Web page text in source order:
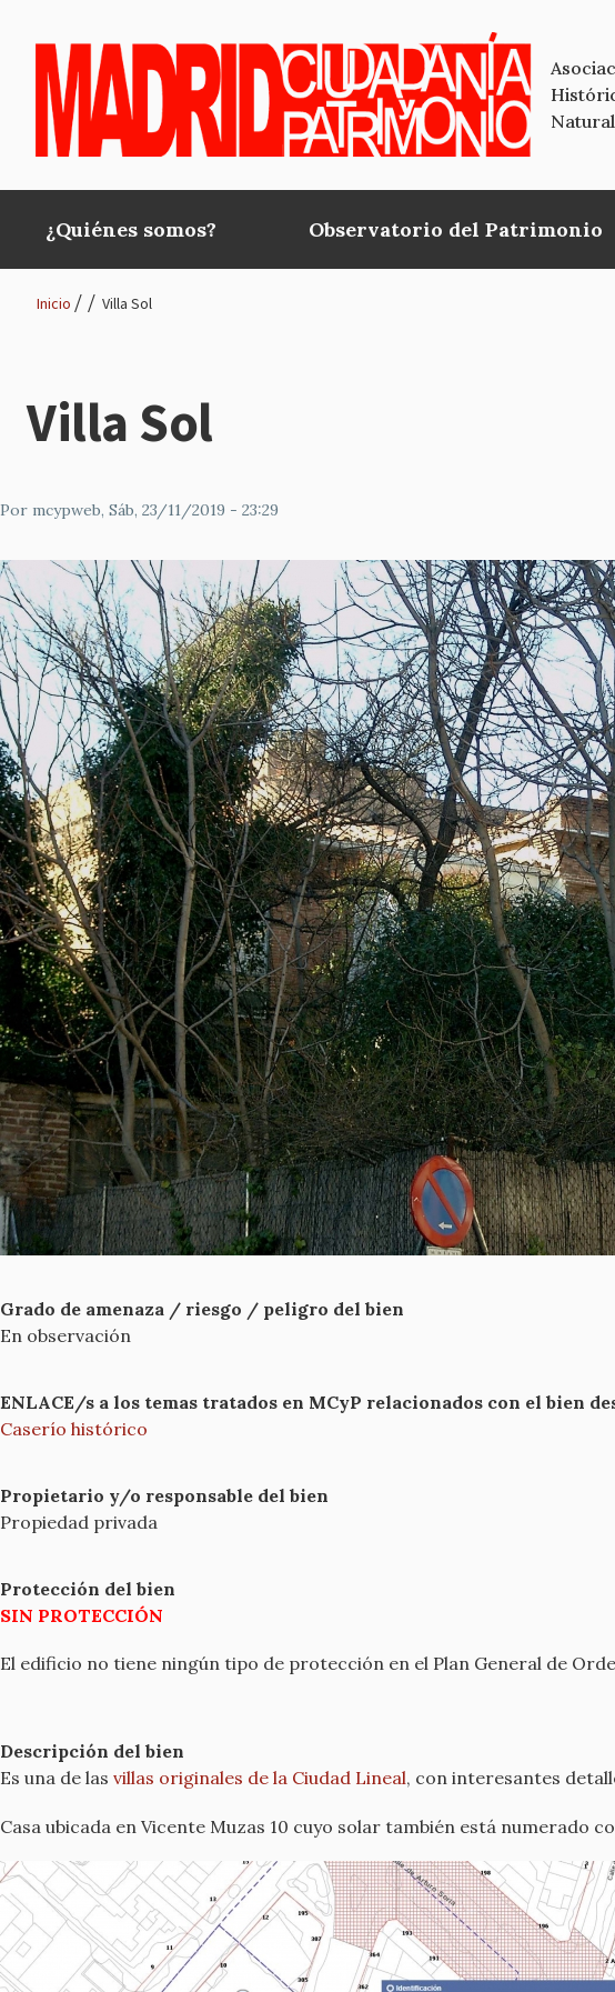
Main
navigation
¿Quiénes somos? Observatorio del Patrimonio
de
Inicio Villa Sol
Villa Sol
Por mcypweb, Sáb, 23/11/2019 - 23:29
Grado de amenaza / riesgo / peligro del bien
En observación
ENLACE/s a los temas tratados en MCyP relacionados con el bien
Caserío histórico
Propietario y/o responsable del bien
Propiedad privada
Protección del bien
SIN PROTECCIÓN
El edificio no tiene ningún tipo de protección en el Plan General de
Descripción del bien
Es una de las villas originales de la Ciudad Lineal, con interesantes
Casa ubicada en Vicente Muzas 10 cuyo solar también está numerado